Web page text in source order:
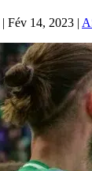
| Fév 14, 2023 |